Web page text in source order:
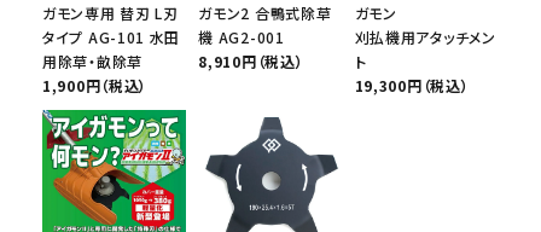
ガモン専用 替刃 L刃
タイプ AG-101 水田
用除草・畝除草
1,900円（税込）
ガモン2 合鴨式除草
機 AG2-001
8,910円（税込）
ガモン
刈払機用アタッチメン
ト
19,300円（税込）